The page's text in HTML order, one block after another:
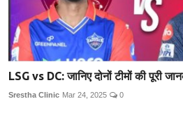
LSG vs DC: जानिए दोनों टीमों की पूरी
Srestha Clinic Mar 24, 2025 0